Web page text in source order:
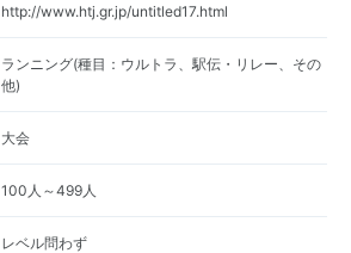
http://www.htj.gr.jp/untitled17.html
ランニング(種目：ウルトラ、駅伝・リレー、その
他)
大会
100人～499人
レベル問わず